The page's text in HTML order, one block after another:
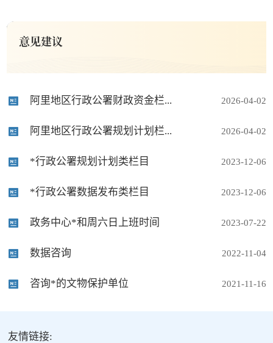
意见建议
阿里地区行政公署财政资金栏... 2026-04-02
阿里地区行政公署规划计划栏... 2026-04-02
*行政公署规划计划类栏目 2023-12-06
*行政公署数据发布类栏目 2023-12-06
政务中心*和周六日上班时间 2023-07-22
数据咨询 2022-11-04
咨询*的文物保护单位 2021-11-16
友情链接: